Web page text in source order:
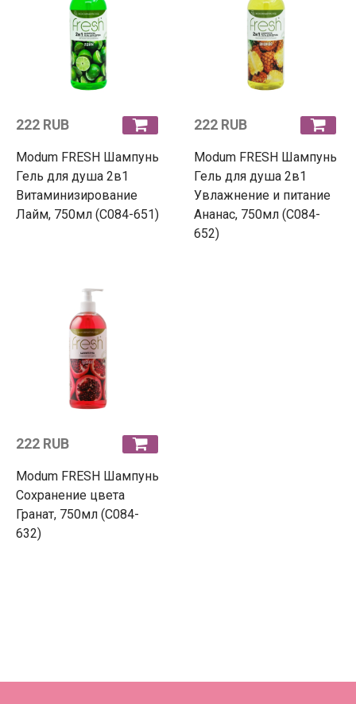
222 RUB
Modum FRESH Шампунь
Гель для душа 2в1
Витаминизирование
Лайм, 750мл (C084-651)
222 RUB
Modum FRESH Шампунь
Гель для душа 2в1
Увлажнение и питание
Ананас, 750мл (C084-
652)
222 RUB
Modum FRESH Шампунь
Сохранение цвета
Гранат, 750мл (С084-
632)